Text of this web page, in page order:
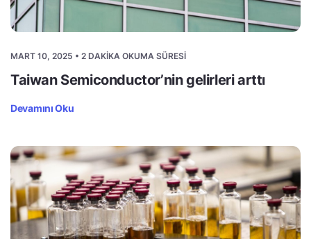
MART 10, 2025 • 2 DAKIKA OKUMA SÜRESI
Taiwan Semiconductor’nin gelirleri arttı
Devamını Oku